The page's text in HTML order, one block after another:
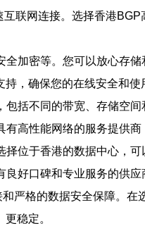
联网连接。选择香港
加密等。您可以放心存储
，确保您的在线安全和使
括不同的带宽、存储空间
高性能网络的服务提供商
位于香港的数据中心，可
好口碑和专业服务的供应
严格的数据安全保障。
稳定。